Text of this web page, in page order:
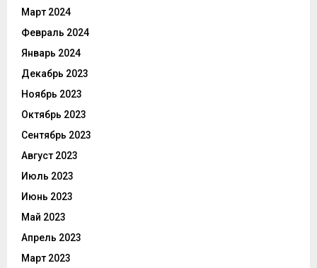
Март 2024
Февраль 2024
Январь 2024
Декабрь 2023
Ноябрь 2023
Октябрь 2023
Сентябрь 2023
Август 2023
Июль 2023
Июнь 2023
Май 2023
Апрель 2023
Март 2023